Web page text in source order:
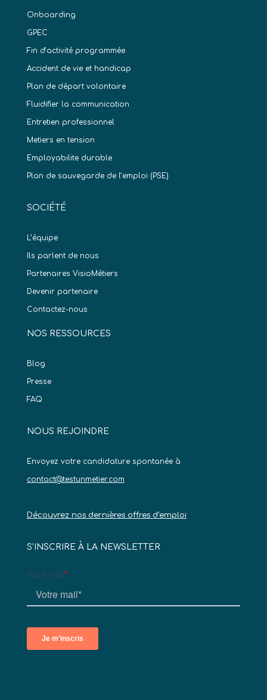
Onboarding
GPEC
Fin d’activité programmée
Accident de vie et handicap
Plan de départ volontaire
Fluidifier la communication
Entretien professionnel
Metiers en tension
Employabilite durable
Plan de sauvegarde de l’emploi (PSE)
SOCIÉTÉ
L’équipe
Ils parlent de nous
Partenaires VisioMétiers
Devenir partenaire
Contactez-nous
NOS RESSOURCES
Blog
Presse
FAQ
NOUS REJOINDRE
Envoyez votre candidature spontanée à
contact@testunmetier.com
Découvrez nos dernières offres d’emploi
S’INSCRIRE À LA NEWSLETTER